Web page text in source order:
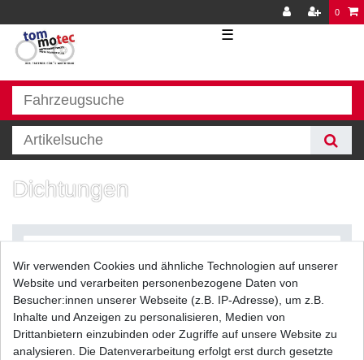
0
☰
Dichtungen
Filter
Wir verwenden Cookies und ähnliche Technologien auf unserer
Website und verarbeiten personenbezogene Daten von
Besucher:innen unserer Webseite (z.B. IP-Adresse), um z.B.
Inhalte und Anzeigen zu personalisieren, Medien von
Drittanbietern einzubinden oder Zugriffe auf unsere Website zu
analysieren. Die Datenverarbeitung erfolgt erst durch gesetzte